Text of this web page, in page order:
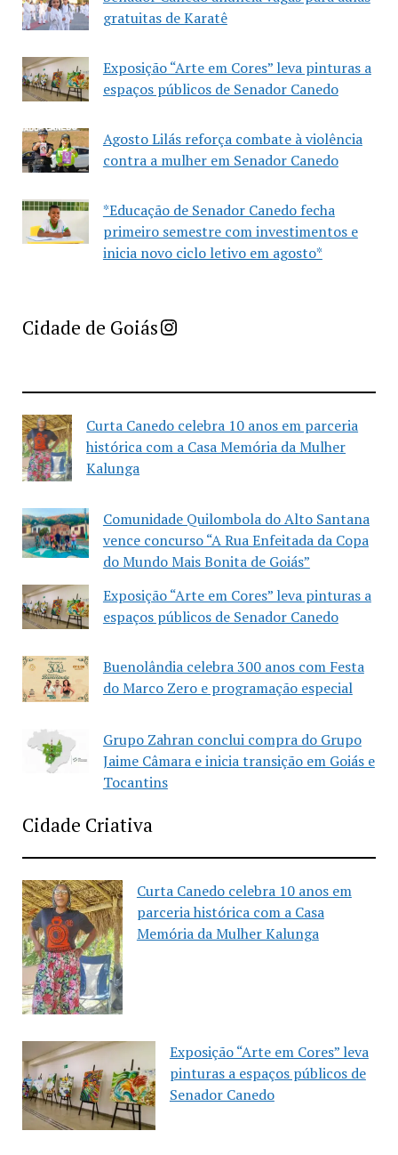
gratuitas de Karatê
Exposição “Arte em Cores” leva pinturas a
espaços públicos de Senador Canedo
Agosto Lilás reforça combate à violência
contra a mulher em Senador Canedo
*Educação de Senador Canedo fecha
primeiro semestre com investimentos e
inicia novo ciclo letivo em agosto*
Cidade de GoiásImprensa Criativa da Cidade de Goiás
Curta Canedo celebra 10 anos em parceria
histórica com a Casa Memória da Mulher
Kalunga
Comunidade Quilombola do Alto Santana
vence concurso “A Rua Enfeitada da Copa
do Mundo Mais Bonita de Goiás”
Exposição “Arte em Cores” leva pinturas a
espaços públicos de Senador Canedo
Buenolândia celebra 300 anos com Festa
do Marco Zero e programação especial
Grupo Zahran conclui compra do Grupo
Jaime Câmara e inicia transição em Goiás e
Tocantins
Cidade Criativa
Curta Canedo celebra 10 anos em
parceria histórica com a Casa
Memória da Mulher Kalunga
Exposição “Arte em Cores” leva
pinturas a espaços públicos de
Senador Canedo